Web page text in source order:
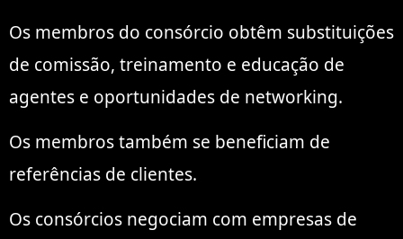
Os membros do consórcio obtêm substituições
de comissão, treinamento e educação de
agentes e oportunidades de networking.
Os membros também se beneficiam de
referências de clientes.
Os consórcios negociam com empresas de